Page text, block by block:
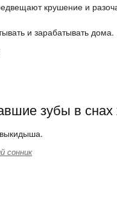
крушение и
и зарабатывать дома.
зубы в
сонник